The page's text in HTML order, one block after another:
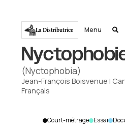
La Distributrice Menu 
(Nyctophobia)
Jean-François Boisvenue |
Français
Court-métrage Essai